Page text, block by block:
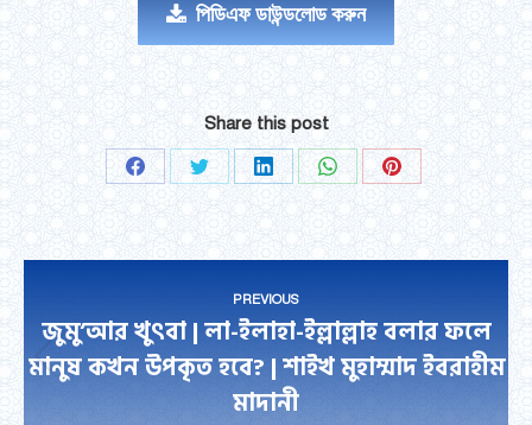
পিডিএফ ডাউন্ডলোড করুন
Share this post
Share
on
Facebook
Share
Twitter
Share
on
LinkedIn
Share
WhatsApp
Share
on
Pinterest
navigation
PREVIOUS
Previous
post:
জুমু’আর খুৎবা | লা-ইলাহা-ইল্লাল্লাহ বলার ফলে
মানুষ কখন উপকৃত হবে? | শাইখ মুহাম্মাদ ইবরাহীম
মাদানী